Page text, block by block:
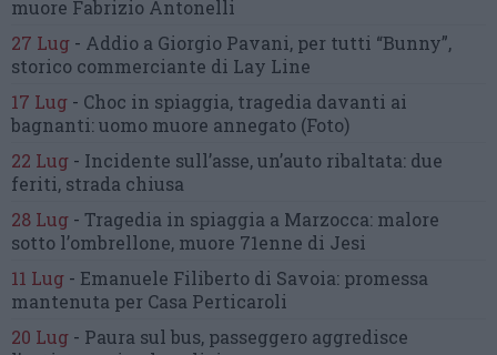
muore Fabrizio Antonelli
27 Lug - Addio a Giorgio Pavani, per tutti “Bunny”,
storico commerciante di Lay Line
17 Lug - Choc in spiaggia, tragedia davanti ai
bagnanti:uomo muore annegato (Foto)
22 Lug - Incidente sull’asse, un’auto ribaltata: due
feriti, strada chiusa
28 Lug - Tragedia in spiaggia a Marzocca: malore
sotto l’ombrellone, muore 71enne di Jesi
11 Lug - Emanuele Filiberto di Savoia: promessa
mantenuta per Casa Perticaroli
20 Lug - Paura sul bus, passeggero aggredisce